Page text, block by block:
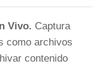
Vivo. Captura
como archivos
contenido